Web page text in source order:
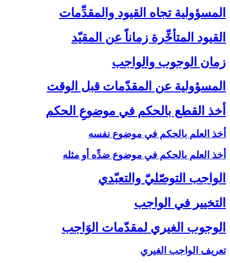
المسؤولية تجاه القيود والمقدِّمات‏
القيود المتأخِّرة زماناً عن المقيّد
زمان الوجوب والواجب‏
المسؤولية عن المقدّمات قبل الوقت‏
أخذ القطع بالحكم في موضوعِ الحكم‏
أخذ العلم بالحكم في موضوع نفسه
أخذ العلم بالحكم في موضوع ضدِّه أو مثله
الواجب التوصّليّ والتعبّدي‏
التخيير في الواجب‏
الوجوب الغيري لمقدّمات الوَاجب‏
تعريف الواجب الغيري